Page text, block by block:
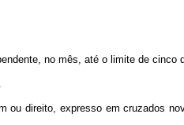
no mês, até o limite de cinco
ou direito, expresso em cruzados